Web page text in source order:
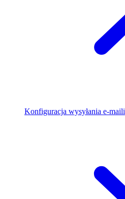
Konfiguracja wysyłania e-maili